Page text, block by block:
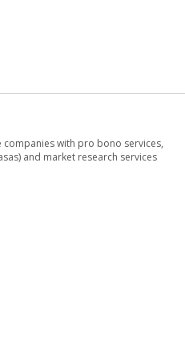
with pro bono services,
and market research services